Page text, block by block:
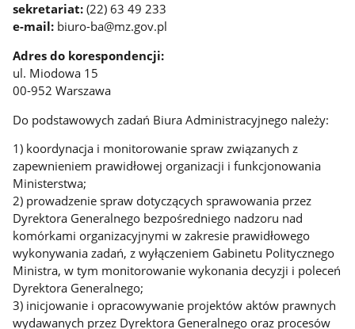
sekretariat:(22) 63 49 233
e-mail: biuro-ba@mz.gov.pl
Adres do korespondencji:
ul. Miodowa 15
00-952 Warszawa
Do podstawowych zadań Biura Administracyjnego należy:
1) koordynacja i monitorowanie spraw związanych z
zapewnieniem prawidłowej organizacji i funkcjonowania
Ministerstwa;
2) prowadzenie spraw dotyczących sprawowania przez
Dyrektora Generalnego bezpośredniego nadzoru nad
komórkami organizacyjnymi w zakresie prawidłowego
wykonywania zadań, z wyłączeniem Gabinetu Politycznego
Ministra, w tym monitorowanie wykonania decyzji i poleceń
Dyrektora Generalnego;
3) inicjowanie i opracowywanie projektów aktów prawnych
wydawanych przez Dyrektora Generalnego oraz procesów